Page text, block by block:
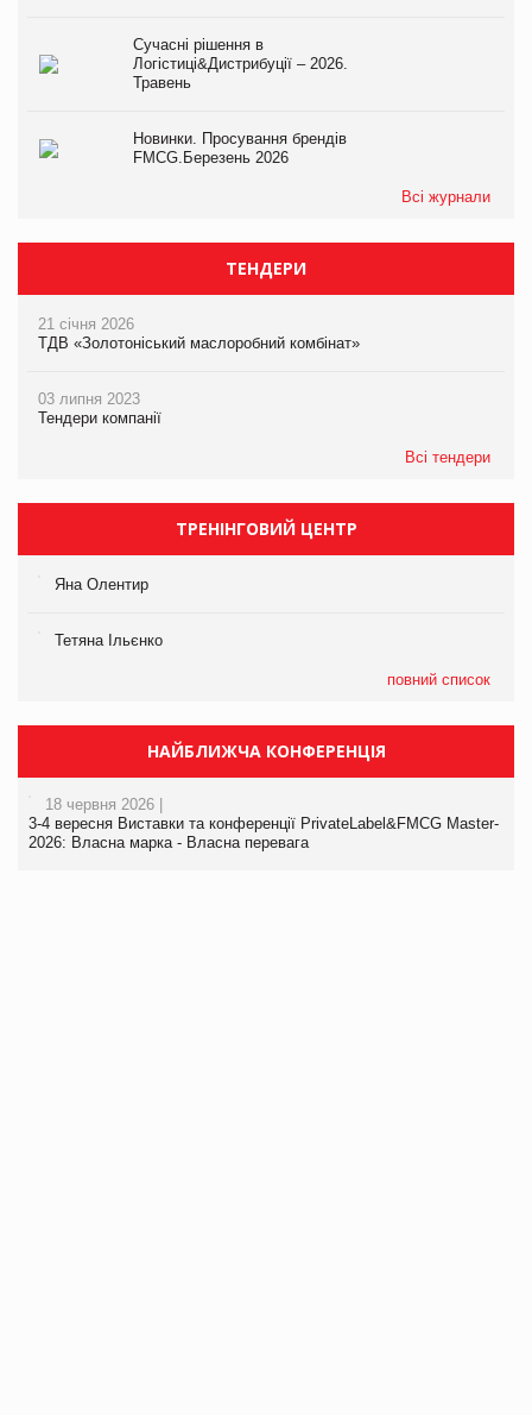
Сучасні рішення в
Логістиці&Дистрибуції – 2026.
Травень
Новинки. Просування брендів
FMCG.Березень 2026
Всі журнали
ТЕНДЕРИ
21 січня 2026
ТДВ «Золотоніський маслоробний комбінат»
03 липня 2023
Тендери компанії
Всі тендери
ТРЕНІНГОВИЙ ЦЕНТР
Яна Олентир
Тетяна Ільєнко
повний список
НАЙБЛИЖЧА КОНФЕРЕНЦІЯ
18 червня 2026 |
3-4 вересня Виставки та конференції PrivateLabel&FMCG Master-
2026: Власна марка - Власна перевага